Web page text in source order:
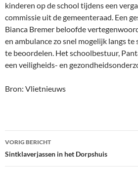
kinderen op de school tijdens een
commissie uit de gemeenteraad. Een
Bianca Bremer beloofde
en ambulance zo snel mogelijk langs
te beoordelen. Het schoolbestuur,
een veiligheids- en
Bron: Vlietnieuws
Bericht
navigatie
VORIG BERICHT
Sintklaverjassen in het Dorpshuis